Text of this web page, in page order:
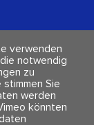
Folge uns
verwenden
notwendig
zu
Sie
werden
könnten